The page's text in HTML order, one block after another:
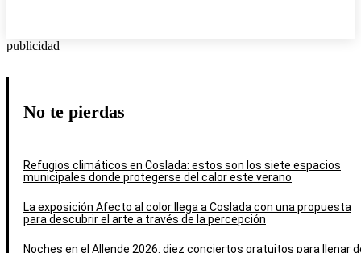
publicidad
No te pierdas
Refugios climáticos en Coslada: estos son los siete espacios
municipales donde protegerse del calor este verano
La exposición Afecto al color llega a Coslada con una propuesta
para descubrir el arte a través de la percepción
Noches en el Allende 2026: diez conciertos gratuitos para llenar